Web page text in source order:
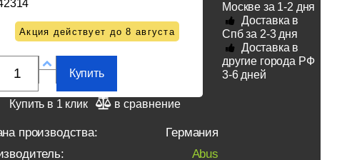
Акция действует до 8 августа
Купить
Купить в 1 клик в сравнение
производства:
Германия
Abus
Москве за 1-2 дня
Доставка в
Спб за 2-3 дня
Доставка в
другие города РФ
3-6 дней